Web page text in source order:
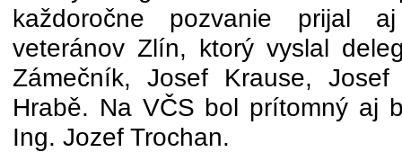
každoročne pozvanie prijal
veteránov Zlín, ktorý vyslal
Zámečník, Josef Krause,
Hrabě. Na VČS bol prítomný aj
Ing. Jozef Trochan.